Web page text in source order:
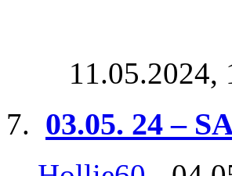
11.05.2024,
03.05. 24 –